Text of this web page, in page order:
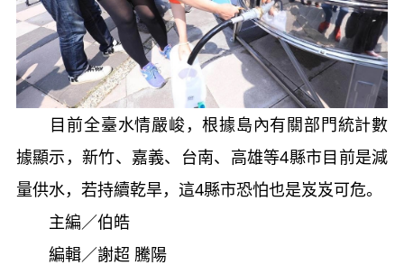
目前全臺水情嚴峻，根據島內有關部門統計數
據顯示，新竹、嘉義、台南、高雄等4縣市目前是減
量供水，若持續乾旱，這4縣市恐怕也是岌岌可危。
主編／伯皓
編輯／謝超 騰陽